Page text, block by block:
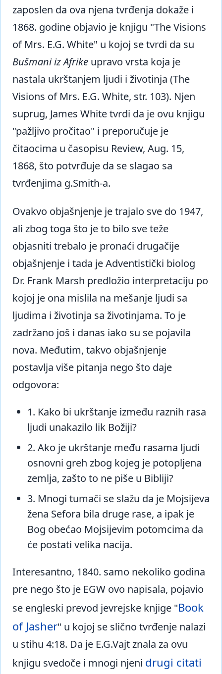
zaposlen da ova njena tvrđenja dokaže i
1868. godine objavio je knjigu "The Visions
of Mrs. E.G. White" u kojoj se tvrdi da su
Bušmani iz Afrike upravo vrsta koja je
nastala ukrštanjem ljudi i životinja (The
Visions of Mrs. E.G. White, str. 103). Njen
suprug, James White tvrdi da je ovu knjigu
"pažljivo pročitao" i preporučuje je
čitaocima u časopisu Review, Aug. 15,
1868, što potvrđuje da se slagao sa
tvrđenjima g.Smith-a.
Ovakvo objašnjenje je trajalo sve do 1947,
ali zbog toga što je to bilo sve teže
objasniti trebalo je pronaći drugačije
objašnjenje i tada je Adventistički biolog
Dr. Frank Marsh predložio interpretaciju po
kojoj je ona mislila na mešanje ljudi sa
ljudima i životinja sa životinjama. To je
zadržano još i danas iako su se pojavila
nova. Međutim, takvo objašnjenje
postavlja više pitanja nego što daje
odgovora:
1. Kako bi ukrštanje između raznih rasa
ljudi unakazilo lik Božiji?
2. Ako je ukrštanje među rasama ljudi
osnovni greh zbog kojeg je potopljena
zemlja, zašto to ne piše u Bibliji?
3. Mnogi tumači se slažu da je Mojsijeva
žena Sefora bila druge rase, a ipak je
Bog obećao Mojsijevim potomcima da
će postati velika nacija.
Interesantno, 1840. samo nekoliko godina
pre nego što je EGW ovo napisala, pojavio
se engleski prevod jevrejske knjige "Book
of Jasher" u kojoj se slično tvrđenje nalazi
u stihu 4:18. Da je E.G.Vajt znala za ovu
knjigu svedoče i mnogi njeni drugi citati